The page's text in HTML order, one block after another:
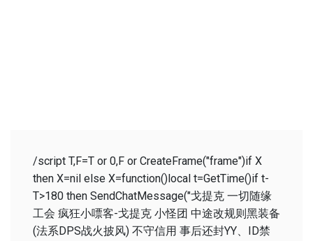
/script T,F=T or 0,F or CreateFrame("frame")if X
then X=nil else X=function()local t=GetTime()if t-
T>180 then SendChatMessage("戈提克 一切随缘
工会 疯狂小嘌客-戈提克 小怪团 中途改规则黑装备
(法系DPS战火披风) 不守信用 事后还封YY、ID禁